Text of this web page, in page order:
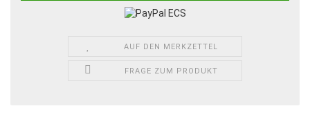
AUF DEN MERKZETTEL
FRAGE ZUM PRODUKT